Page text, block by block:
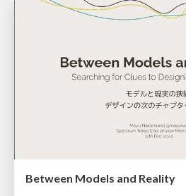
Between Models and Reality